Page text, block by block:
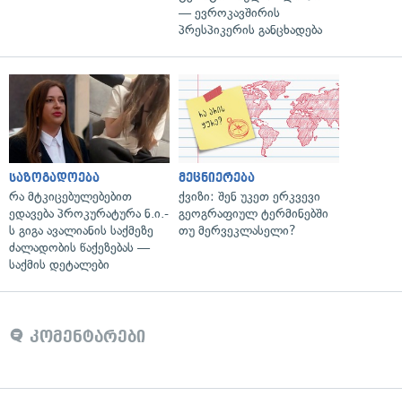
— ევროკავშირის
პრესპიკერის განცხადება
საზოგადოება
რა მტკიცებულებებით
ედავება პროკურატურა ნ.ი.-
ს გიგა ავალიანის საქმეზე
ძალადობის წაქეზებას —
საქმის დეტალები
მეცნიერება
ქვიზი: შენ უკეთ ერკვევი
გეოგრაფიულ ტერმინებში
თუ მერვეკლასელი?
კომენტარები